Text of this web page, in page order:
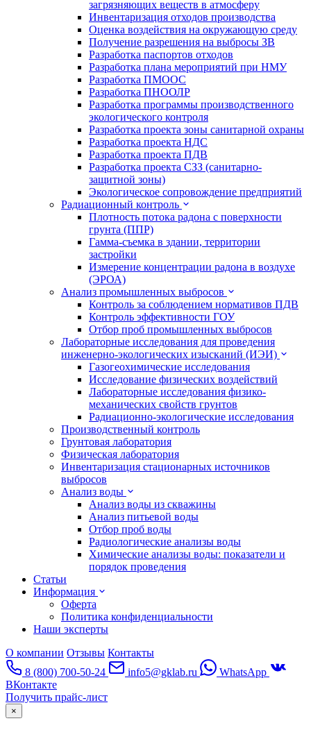
загрязняющих веществ в атмосферу
Инвентаризация отходов производства
Оценка воздействия на окружающую среду
Получение разрешения на выбросы ЗВ
Разработка паспортов отходов
Разработка плана мероприятий при НМУ
Разработка ПМООС
Разработка ПНООЛР
Разработка программы производственного
экологического контроля
Разработка проекта зоны санитарной охраны
Разработка проекта НДС
Разработка проекта ПДВ
Разработка проекта СЗЗ (санитарно-
защитной зоны)
Экологическое сопровождение предприятий
Радиационный контроль
Плотность потока радона с поверхности
грунта (ППР)
Гамма-съемка в здании, территории
застройки
Измерение концентрации радона в воздухе
(ЭРОА)
Анализ промышленных выбросов
Контроль за соблюдением нормативов ПДВ
Контроль эффективности ГОУ
Отбор проб промышленных выбросов
Лабораторные исследования для проведения
инженерно-экологических изысканий (ИЭИ)
Газогеохимические исследования
Исследование физических воздействий
Лабораторные исследования физико-
механических свойств грунтов
Радиационно-экологические исследования
Производственный контроль
Грунтовая лаборатория
Физическая лаборатория
Инвентаризация стационарных источников
выбросов
Анализ воды
Анализ воды из скважины
Анализ питьевой воды
Отбор проб воды
Радиологические анализы воды
Химические анализы воды: показатели и
порядок проведения
Статьи
Информация
Оферта
Политика конфиденциальности
Наши эксперты
О компании Отзывы Контакты
8 (800) 700-50-24
info5@gklab.ru
WhatsApp
ВКонтакте
Получить прайс-лист
×